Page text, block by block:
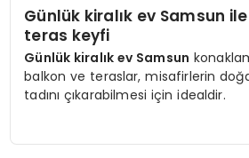
Günlük kiralık ev Samsun
teras keyfi
Günlük kiralık ev Samsun
balkon ve teraslar, misafirlerin
tadını çıkarabilmesi için idealdir.